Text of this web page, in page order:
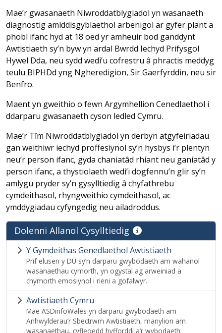
Mae’r gwasanaeth Niwroddatblygiadol yn wasanaeth
diagnostig amlddisgyblaethol arbenigol ar gyfer plant a
phobl ifanc hyd at 18 oed yr amheuir bod ganddynt
Awtistiaeth sy’n byw yn ardal Bwrdd Iechyd Prifysgol
Hywel Dda, neu sydd wedi’u cofrestru â phractis meddyg
teulu BIPHDd yng Ngheredigion, Sir Gaerfyrddin, neu sir
Benfro.
Maent yn gweithio o fewn Argymhellion Cenedlaethol i
ddarparu gwasanaeth cyson ledled Cymru.
Mae’r Tîm Niwroddatblygiadol yn derbyn atgyfeiriadau
gan weithiwr iechyd proffesiynol sy’n hysbys i’r plentyn
neu’r person ifanc, gyda chaniatâd rhiant neu ganiatâd y
person ifanc, a thystiolaeth wedi’i dogfennu’n glir sy’n
amlygu pryder sy’n gysylltiedig â chyfathrebu
cymdeithasol, rhyngweithio cymdeithasol, ac
ymddygiadau cyfyngedig neu ailadroddus.
Dolenni Allanol Cysylltiedig
Y Gymdeithas Genedlaethol Awtistiaeth
Prif elusen y DU sy’n darparu gwybodaeth am wahanol
wasanaethau cymorth, yn ogystal ag arweiniad a
chymorth emosiynol i rieni a gofalwyr.
Awtistiaeth Cymru
Mae ASDinfoWales yn darparu gwybodaeth am
Anhwylderau’r Sbectrwm Awtistiaeth, manylion am
wasanaethau, cyfleoedd hyfforddi a’r wybodaeth